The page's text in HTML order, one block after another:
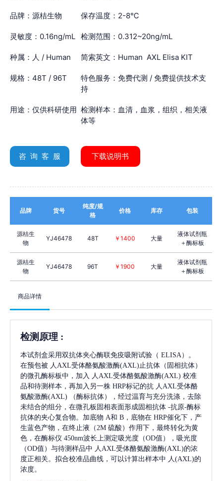
品牌：源桔生物 保存温度：2-8℃
灵敏度：0.16ng/mL 检测范围：0.312~20ng/mL
种属：人 / Human 简索英文：Human AXL Elisa KIT
规格：48T / 96T
特色服务：免费代测 / 免费提供技术支
持
用途：仅供科研使用 检测样本：血清，血浆，组织，相关液
体等
咨 询 客 服 下载说明书
品牌 货号
纯度/规
格
价格 库存 包装
源桔生
物
YJ46478 48T ￥1400 大量
液体试剂瓶
＋酶标板
源桔生
物
YJ46478 96T ￥1900 大量
液体试剂瓶
＋酶标板
商品详情
检测原理 :
本试剂盒采用双抗体夹心酶联免疫吸附试验（ ELISA）。
在预包被 人AXL受体酪氨酸激酶(AXL) 止抗体（固相抗体）
的微孔酶标板中，加入
人AXL受体酪氨酸激酶(AXL) 校准
品和待测样本，再加入另一株 HRP标记的抗 人AXL受体酪
氨酸激酶(AXL)
（酶标抗体），经过温育与充分洗涤，去除
未结合的组分，在微孔板固相表面形成固相抗体 -抗原-酶标
抗体的夹心复合物。加底物 A和 B，底物在 HRP催化下，产
生蓝色产物，在终止液（2M 硫酸）作用下，最终转化为黄
色，在酶标仪 450nm波长上测定吸光度（OD值），吸光度
（OD值）与待测样品中 人AXL受体酪氨酸激酶(AXL)的浓
度正相关。拟合校准品曲线，可以计算出样本中 人(AXL)的
浓度。